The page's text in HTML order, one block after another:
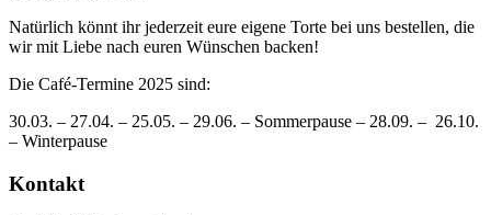
Natürlich könnt ihr jederzeit eure eigene Torte bei uns bestellen, die
wir mit Liebe nach euren Wünschen backen!
Die Café-Termine 2025 sind:
30.03. – 27.04. – 25.05. – 29.06. – Sommerpause – 28.09. – 26.10.
– Winterpause
Kontakt